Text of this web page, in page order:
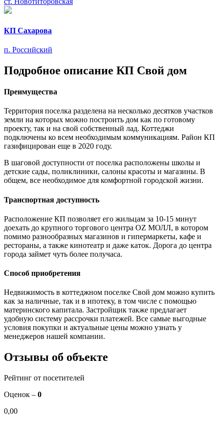
КП Сахарова
п. Российский
Подробное описание КП Свой дом
Преимущества
Территория поселка разделена на несколько десятков участков
земли на которых можно построить дом как по готовому
проекту, так и на свой собственный лад. Коттеджи
подключены ко всем необходимым коммуникациям. Район КП
газифицирован еще в 2020 году.
В шаговой доступности от поселка расположены школы и
детские сады, поликлиники, салоны красоты и магазины. В
общем, все необходимое для комфортной городской жизни.
Транспортная доступность
Расположение КП позволяет его жильцам за 10-15 минут
доехать до крупного торгового центра OZ МОЛЛ, в котором
помимо разнообразных магазинов и гипермаркеты, кафе и
рестораны, а также кинотеатр и даже каток. Дорога до центра
города займет чуть более получаса.
Способ приобретения
Недвижимость в коттеджном поселке Свой дом можно купить
как за наличные, так и в ипотеку, в том числе с помощью
материнского капитала. Застройщик также предлагает
удобную систему рассрочки платежей. Все самые выгодные
условия покупки и актуальные цены можно узнать у
менеджеров нашей компании.
Отзывы об объекте
Рейтинг от посетителей
Оценок – 0
0,00